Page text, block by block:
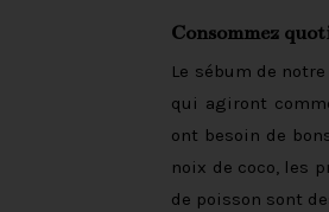
Consommez
Le sébum de
qui agiront
ont besoin de
noix de coco, les
de poisson sont